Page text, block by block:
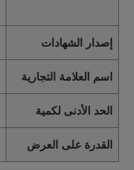
إصدار الشهادات
اسم العلامة التجارية
الحد الأدنى لكمية
القدرة على العرض